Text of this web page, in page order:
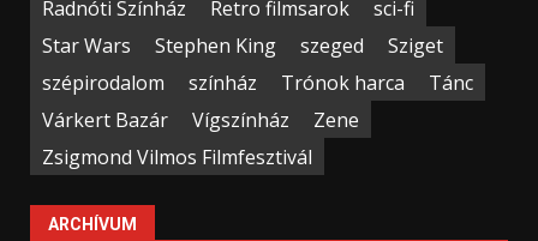
Radnóti Színház
Retro filmsarok
sci-fi
Star Wars
Stephen King szeged
Sziget
szépirodalom
színház Trónok harca
Tánc
Várkert Bazár
Vígszínház
Zene
Zsigmond Vilmos Filmfesztivál
ARCHÍVUM